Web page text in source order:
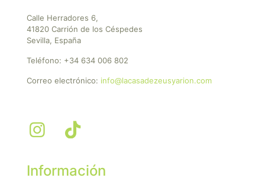
Calle Herradores 6,
41820 Carrión de los Céspedes
Sevilla, España
Teléfono: +34 634 006 802
Correo electrónico: info@lacasadezeusyarion.com
Información